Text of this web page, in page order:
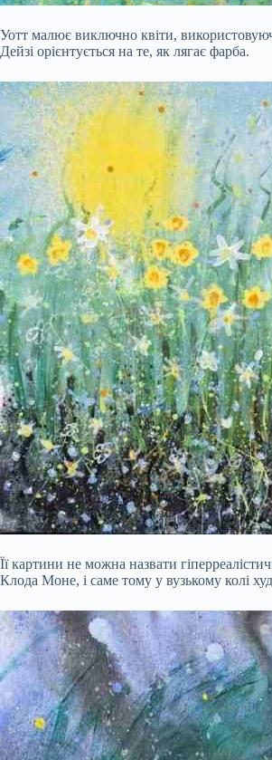
Уотт малює виключно квіти,
Дейзі орієнтується на те, як лягає фарба.
Її картини не можна назвати
Клода Моне, і саме тому у вузькому колі